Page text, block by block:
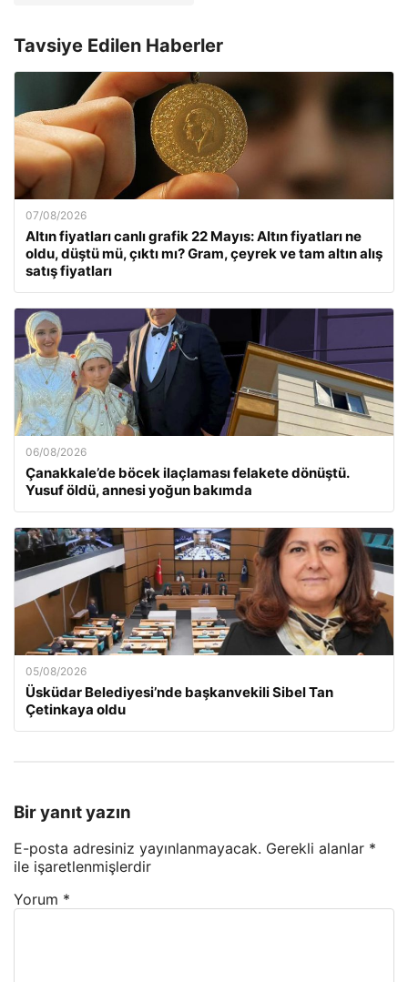
Tavsiye Edilen Haberler
07/08/2026
Altın fiyatları canlı grafik 22 Mayıs: Altın fiyatları ne
oldu, düştü mü, çıktı mı? Gram, çeyrek ve tam altın alış
satış fiyatları
06/08/2026
Çanakkale’de böcek ilaçlaması felakete dönüştü.
Yusuf öldü, annesi yoğun bakımda
05/08/2026
Üsküdar Belediyesi’nde başkanvekili Sibel Tan
Çetinkaya oldu
Bir yanıt yazın
E-posta adresiniz yayınlanmayacak. Gerekli alanlar *
ile işaretlenmişlerdir
Yorum *